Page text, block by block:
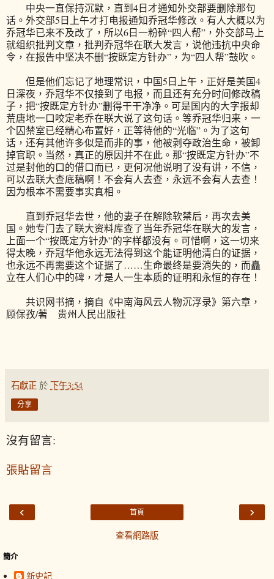
中央一直保持沉默，直到4日才通知外交部要删除那句
话。外交部5日上午才打电报通知乔冠华修改。有人大概以为
乔冠华已来不及改了，所以6日一粉碎“四人帮”，外交部马上
就组织批判文章，批判乔冠华在联大发言，说他违抗中央命
令，在报告中坚决不删“按既定方针办”，为“四人帮”鼓吹。
但是他们忘记了地理常识，中国5日上午，正好是美国4
日深夜，乔冠华不仅接到了电报，而且还有充分时间修改稿
子，把“按既定方针办”删得干干净净。可是国内的大字报却
荒唐地一口咬定老乔在联大说了这句话。等乔冠华归来，一
个囚禁室已经精心布置好，正等待他的“光临”。为了这句
话，还有其他许多似是而非的事，他被剥夺政治生命，被卸
掉官职。当然，真正的原因并不在此。那“按既定方针办”不
过是封他的口的借口而已，更何况他说明了没有讲，不信，
可以去联大查底稿啊！不会有人去查，永远不会有人去查！
因为根本不需要事实真相。
直到乔冠华去世，他的妻子在解除软禁后，再次去美
国。她专门去了联大资料库查了当年乔冠华在联大的发言，
上面一个“按既定方针办”的字样都没有。可惜啊，这一切来
得太晚，乔冠华他永远无法得到这个能证明他清白的证据，
也永远不再需要这个证据了……生命最终是要消失的，而矗
立在人们心中的碑，才是人一生本质的证明和永恒的存在！
共识网书摘，摘自《中南海风云人物沉浮录》第六章，
顾保孜/著 贵州人民出版社
石獻正 於 下午3:54
分享
沒有留言:
張貼留言
‹ ›
首頁
查看網路版
簡介
新史記